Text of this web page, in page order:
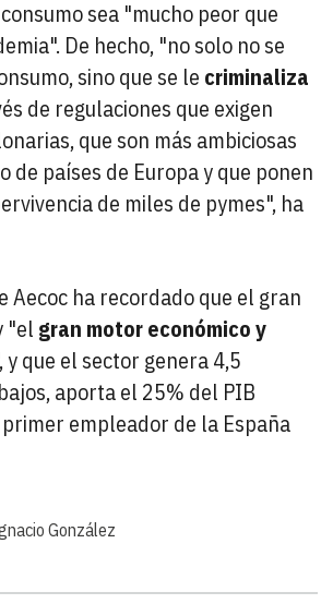
sea "mucho peor que
De hecho, "no solo no se
sino que se le criminaliza
de regulaciones que exigen
que son más ambiciosas
de países de Europa y que ponen
de miles de pymes", ha
Aecoc ha recordado que el gran
"el gran motor económico y
y que el sector genera 4,5
aporta el 25% del PIB
empleador de la España
González